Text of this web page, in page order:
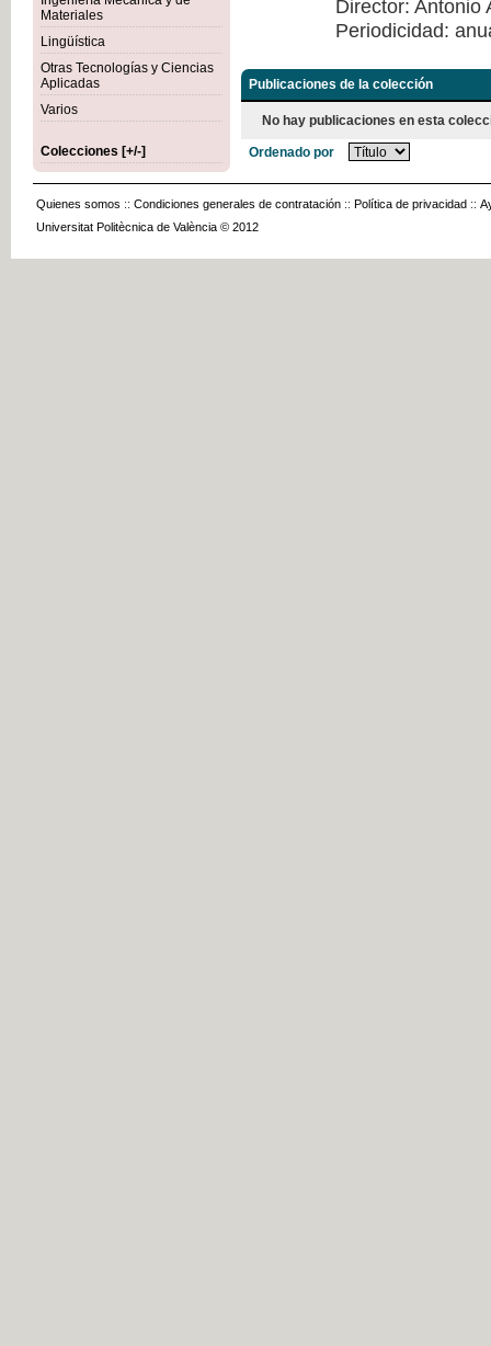
Materiales
Lingüística
Otras Tecnologías y Ciencias
Aplicadas
Varios
Colecciones [+/-]
Director: Antonio
Periodicidad:
Publicaciones de la colección
No hay publicaciones en esta
Ordenado por
Quienes somos :: Condiciones generales de contratación :: Política de privacidad ::
Universitat Politècnica de València © 2012